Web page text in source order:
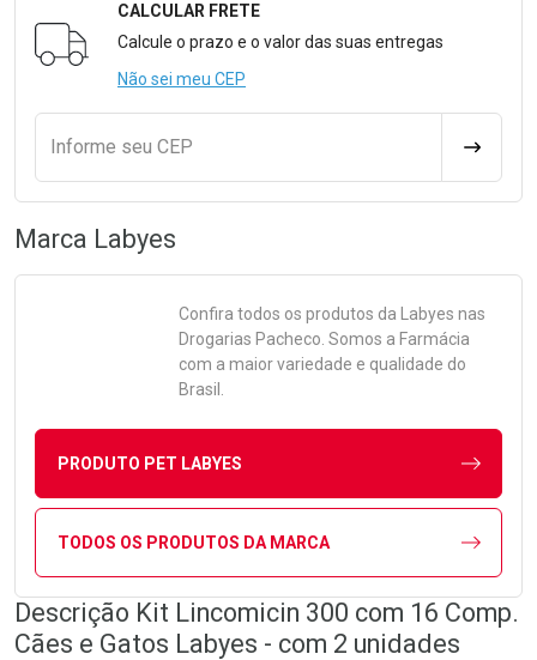
Formulário para Calcular o Frete
CALCULAR FRETE
Calcule o prazo e o valor das suas entregas
Não sei meu CEP
Informe seu CEP
Marca Labyes
Confira todos os produtos da Labyes nas
Drogarias Pacheco. Somos a Farmácia
com a maior variedade e qualidade do
Brasil.
PRODUTO PET LABYES
TODOS OS PRODUTOS DA MARCA
Descrição Kit Lincomicin 300 com 16 Comp.
Cães e Gatos Labyes - com 2 unidades